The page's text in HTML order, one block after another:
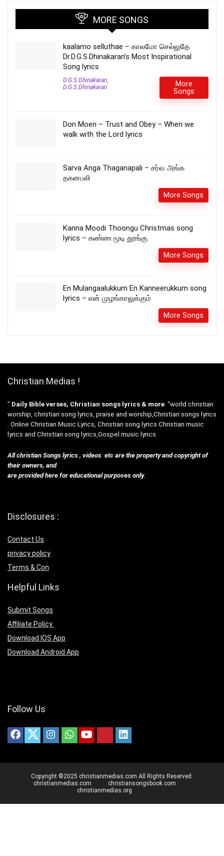
MORE SONGS
kaalamo selluthae – காலமோ செல்லுதே
Dr.D.G.S.Dhinakaran’s Most Inspirational
Song lyrics
D.G.S Dhinakaran
D.G.S.Dhinakaran
More
Songs
Don Moen – Trust and Obey – When we
walk with the Lord lyrics
Sarva Anga Thaganapali – சர்வ அங்க
தகனபலி
More Songs
Kanna Moodi Thoongu Christmas song
lyrics – கண்ண மூடி தூங்கு
More Songs
En Mulangaalukkum En Kanneerukkum song
lyrics – என் முழங்காலுக்கும்
More Songs
Christian Medias !
” Daily Bible verses, Christian songs lyrics & more “world christian
worship, christian song lyrics, praise and worship,Christian songs lyrics
. Online Christian Music Lyrics, Christian song lyrics Christian music
lyrics and Christian song lyrics,Gospel music lyrics.
All christian Songs lyrics , videos etc are the property and copyright of
their owners, and
are provided here for educational purposes only.
Disclosures :
Contact Us
privacy policy
Terms & Con
Helpful Links
Submit Songs
Affiliate Policy
Download IOS App
Download Android App
Follow Us
Copyright ©2025 christianmedias.com All Rights Reserved.
christianmedias.com
christiansongsbook.com
christianmedias.org